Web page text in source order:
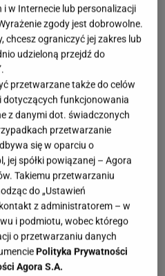
w Internecie lub personalizacji
zgody jest dobrowolne.
chcesz ograniczyć jej zakres lub
udzieloną przejdź do
przetwarzane także do celów
dotyczących funkcjonowania
z danymi dot. świadczonych
przetwarzanie
się w oparciu o
jej spółki powiązanej – Agora
Takiemu przetwarzaniu
do „Ustawień
z administratorem – w
i podmiotu, wobec którego
o przetwarzaniu danych
Polityka Prywatności
Agora S.A.